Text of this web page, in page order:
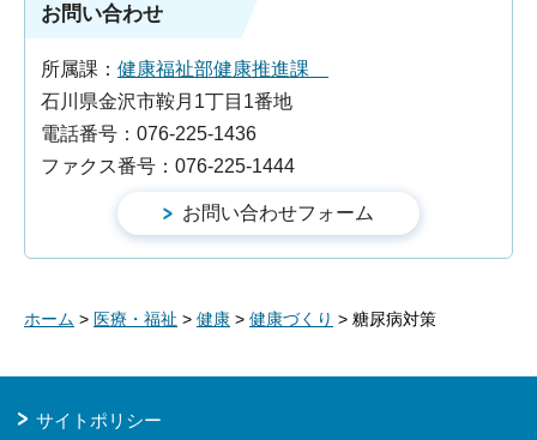
お問い合わせ
所属課： 健康福祉部健康推進課
石川県金沢市鞍月1丁目1番地
電話番号：076-225-1436
ファクス番号：076-225-1444
ホーム > 医療・福祉 > 健康 > 健康づくり > 糖尿病対策
サイトポリシー